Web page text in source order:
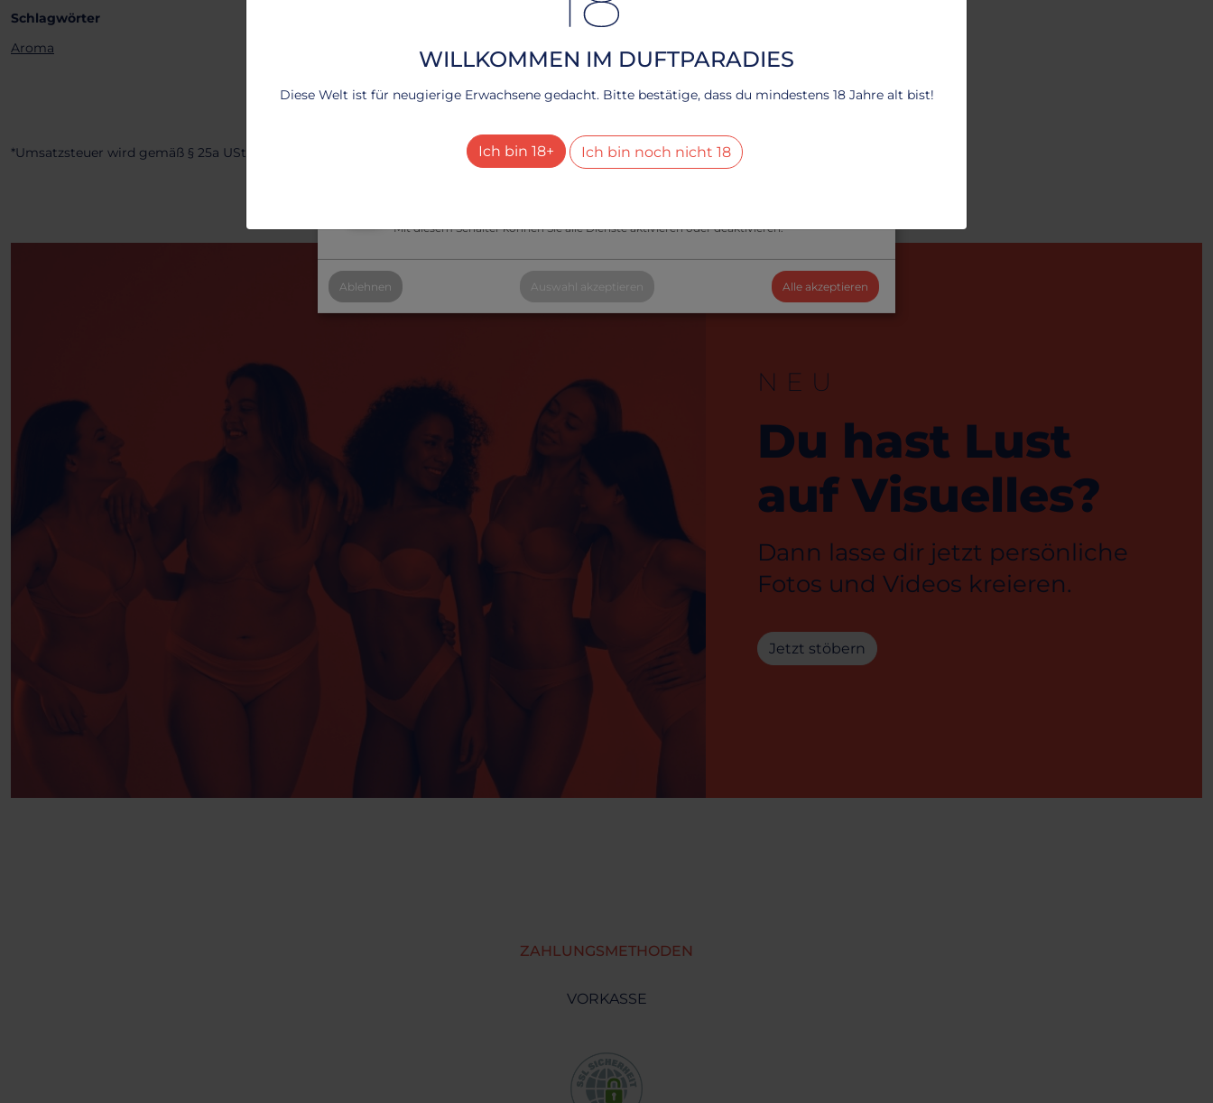
WILLKOMMEN IM DUFTPARADIES
Diese Welt ist für neugierige Erwachsene gedacht. Bitte bestätige, dass du mindestens 18 Jahre alt bist!
Ich bin 18+ Ich bin noch nicht 18
Schlagwörter
Aroma
*Umsatzsteuer wird gemäß § 25a UStG nicht ausgewiesen.
NEU
Du hast Lust
auf Visuelles?
Dann lasse dir jetzt persönliche
Fotos und Videos kreieren.
Jetzt stöbern
ZAHLUNGSMETHODEN
VORKASSE
Datenschutzerklärung
Besucher-Statistiken
Mit diesem Schalter können Sie alle Dienste aktivieren oder deaktivieren.
Ablehnen Auswahl akzeptieren Alle akzeptieren